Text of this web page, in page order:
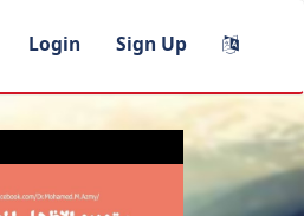
Login Sign Up